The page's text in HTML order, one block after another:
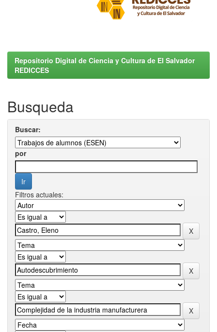
Repositorio Digital de Ciencia y Cultura de El Salvador
REDICCES
Busqueda
Buscar:
por
Filtros actuales: